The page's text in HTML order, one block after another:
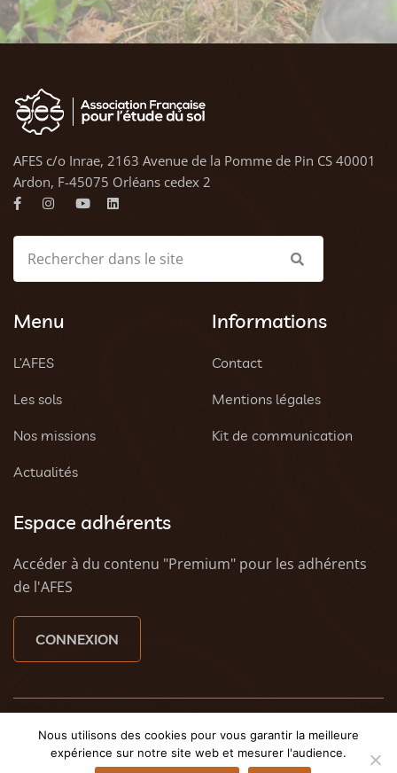
AFES c/o Inrae, 2163 Avenue de la Pomme de Pin CS 40001
Ardon, F-45075 Orléans cedex 2
Menu
L’AFES
Les sols
Nos missions
Actualités
Informations
Contact
Mentions légales
Kit de communication
Espace adhérents
Accéder à du contenu "Premium" pour les adhérents
de l'AFES
CONNEXION
© 2023 AFES - Tous droits réservés - Une créationTony
Oheix : Agence Web CaenetWeezy - Agence web à
Nous utilisons des cookies pour vous garantir la meilleure
expérience sur notre site web et mesurer l'audience.